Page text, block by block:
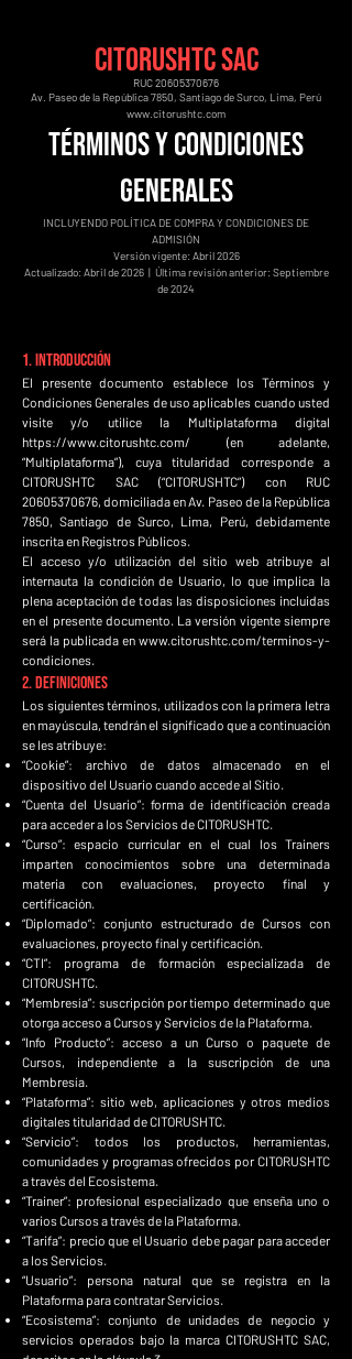
CITORUSHTC SAC
RUC20605370676
Av. Paseo de la República 7850, Santiago de Surco, Lima, Perú
www.citorushtc.com
TÉRMINOS Y CONDICIONES
GENERALES
INCLUYENDO POLÍTICA DE COMPRA Y CONDICIONES DE
ADMISIÓN
Versión vigente: Abril 2026
Actualizado: Abril de 2026 | Última revisión anterior: Septiembre
de 2024
1. Introducción
El presente documento establece los Términos y
Condiciones Generales de uso aplicables cuando usted
visite y/o utilice la Multiplataforma digital
https://www.citorushtc.com/ (en adelante,
“Multiplataforma”), cuya titularidad corresponde a
CITORUSHTC SAC (“CITORUSHTC”) con RUC
20605370676, domiciliada en Av. Paseo de la República
7850, Santiago de Surco, Lima, Perú, debidamente
inscrita en Registros Públicos.
El acceso y/o utilización del sitio web atribuye al
internauta la condición de Usuario, lo que implica la
plena aceptación de todas las disposiciones incluidas
en el presente documento. La versión vigente siempre
será la publicada en www.citorushtc.com/terminos-y-
condiciones.
2. Definiciones
Los siguientes términos, utilizados con la primera letra
en mayúscula, tendrán el significado que a continuación
se les atribuye:
“Cookie”: archivo de datos almacenado en el
dispositivo del Usuario cuando accede al Sitio.
“Cuenta del Usuario”: forma de identificación creada
para acceder a los Servicios de CITORUSHTC.
“Curso”: espacio curricular en el cual los Trainers
imparten conocimientos sobre una determinada
materia con evaluaciones, proyecto final y
certificación.
“Diplomado”: conjunto estructurado de Cursos con
evaluaciones, proyecto final y certificación.
“CTI”: programa de formación especializada de
CITORUSHTC.
“Membresía”: suscripción por tiempo determinado que
otorga acceso a Cursos y Servicios de la Plataforma.
“Info Producto”: acceso a un Curso o paquete de
Cursos, independiente a la suscripción de una
Membresía.
“Plataforma”: sitio web, aplicaciones y otros medios
digitales titularidad de CITORUSHTC.
“Servicio”: todos los productos, herramientas,
comunidades y programas ofrecidos por CITORUSHTC
a través del Ecosistema.
“Trainer”: profesional especializado que enseña uno o
varios Cursos a través de la Plataforma.
“Tarifa”: precio que el Usuario debe pagar para acceder
a los Servicios.
“Usuario”: persona natural que se registra en la
Plataforma para contratar Servicios.
“Ecosistema”: conjunto de unidades de negocio y
servicios operados bajo la marca CITORUSHTC SAC,